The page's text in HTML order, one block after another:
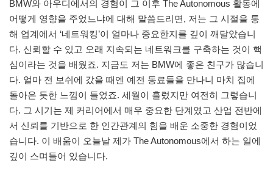
BMW와 아우디에서의 경험이 그 이후 The Autonomous 활동에
어떻게 영향을 주었느냐에 대해 말씀드리면, 저는 그 시절을 통
해 업계에서 ‘네트워킹’이 얼마나 중요한지를 깊이 깨달았습니
다. 신뢰할 수 있고 오래 지속되는 네트워크를 구축하는 것이 핵
심이라는 것을 배웠죠. 지금도 저는 BMW에 좋은 친구가 많습니
다. 얼마 전 보쉬에 갔을 때엔 예전 동료들을 만나니 마치 집에
돌아온 듯한 느낌이 들었죠. 세월이 흘렀지만 여전히 그렇습니
다. 그 시기는 제 커리어에서 매우 중요한 단계였고 산업 전반에
서 신뢰를 기반으로 한 인간관계의 힘을 배운 소중한 경험이었
습니다. 이 배움이 오늘날 제가 The Autonomous에서 하는 일에
깊이 스며들어 있습니다.